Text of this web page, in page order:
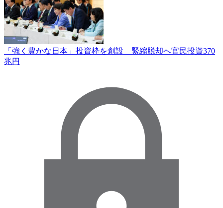
「強く豊かな日本」投資枠を創設 緊縮脱却へ官民投資370
兆円